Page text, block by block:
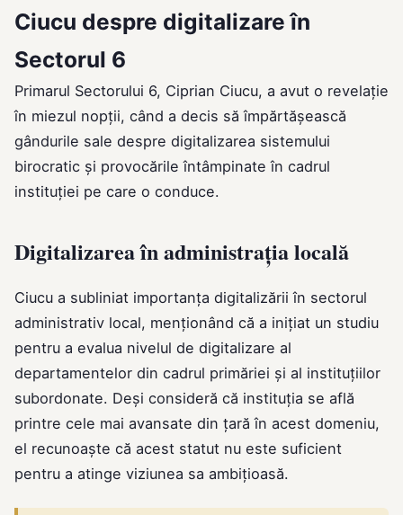
Ciucu despre digitalizare în
Sectorul 6
Primarul Sectorului 6, Ciprian Ciucu, a avut o revelație
în miezul nopții, când a decis să împărtășească
gândurile sale despre digitalizarea sistemului
birocratic și provocările întâmpinate în cadrul
instituției pe care o conduce.
Digitalizarea în administrația locală
Ciucu a subliniat importanța digitalizării în sectorul
administrativ local, menționând că a inițiat un studiu
pentru a evalua nivelul de digitalizare al
departamentelor din cadrul primăriei și al instituțiilor
subordonate. Deși consideră că instituția se află
printre cele mai avansate din țară în acest domeniu,
el recunoaște că acest statut nu este suficient
pentru a atinge viziunea sa ambițioasă.